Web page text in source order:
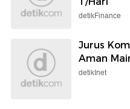
detikFinance
Jurus
Aman
detikInet